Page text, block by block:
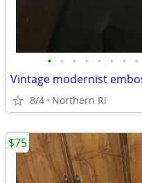
• • • • • • • •
8/4 Northern RI
$75